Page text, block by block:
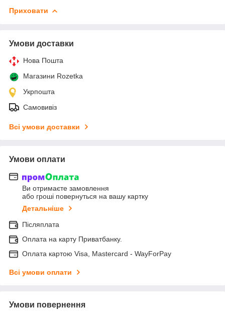
Приховати
Умови доставки
Нова Пошта
Магазини Rozetka
Укрпошта
Самовивіз
Всі умови доставки
Умови оплати
Ви отримаєте замовлення
або гроші повернуться на вашу картку
Детальніше
Післяплата
Оплата на карту Приватбанку.
Оплата картою Visa, Mastercard - WayForPay
Всі умови оплати
Умови повернення